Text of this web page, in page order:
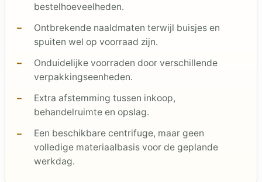
bestelhoeveelheden.
Ontbrekende naaldmaten terwijl buisjes en
spuiten wel op voorraad zijn.
Onduidelijke voorraden door verschillende
verpakkingseenheden.
Extra afstemming tussen inkoop,
behandelruimte en opslag.
Een beschikbare centrifuge, maar geen
volledige materiaalbasis voor de geplande
werkdag.